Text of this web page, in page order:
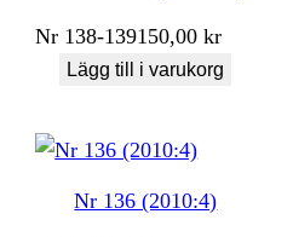
Nr 138-139150,00kr
Lägg till i varukorg
Nr 136 (2010:4)